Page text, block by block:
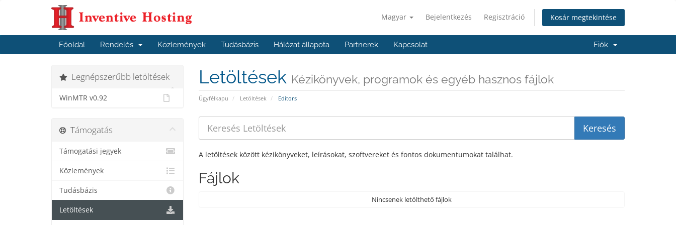
Magyar Bejelentkezés Regisztráció Kosár megtekintése
Főoldal Rendelés Közlemények Tudásbázis Hálózat állapota Partnerek Kapcsolat Fiók
Letöltések Kézikönyvek, programok és egyéb hasznos fájlok
Ügyfélkapu Letöltések Editors
A letöltések között kézikönyveket, leírásokat, szoftvereket és fontos dokumentumokat találhat.
Fájlok
Nincsenek letölthető fájlok
Legnépszerűbb letöltések
WinMTR v0.92
Támogatás
Támogatási jegyek
Közlemények
Tudásbázis
Letöltések